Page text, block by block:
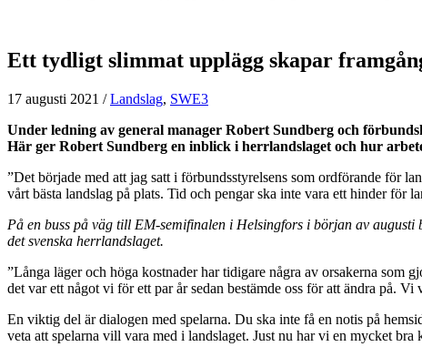
Ett tydligt slimmat upplägg skapar
17 augusti 2021 /Landslag, SWE3
Under ledning av general manager Robert Sundberg och
Här ger Robert Sundberg en inblick i herrlandslaget och hur
”Det började med att jag satt i förbundsstyrelsens som ordförande för
vårt bästa landslag på plats. Tid och pengar ska inte vara ett hinder för
På en buss på väg till EM-semifinalen i Helsingfors i början av
det svenska herrlandslaget.
”Långa läger och höga kostnader har tidigare några av orsakerna som
det var ett något vi för ett par år sedan bestämde oss för att ändra på.
En viktig del är dialogen med spelarna. Du ska inte få en notis på
veta att spelarna vill vara med i landslaget. Just nu har vi en mycket